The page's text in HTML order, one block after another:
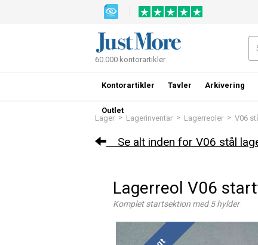
Lager > Lagerinventar > Lagerreoler > V06
Se alt inden for V06 stål
Lagerreol V06
Komplet startsektion med 5 hylder
60.000 kontorartikler
Kontorartikler Tavler Arkivering
Outlet